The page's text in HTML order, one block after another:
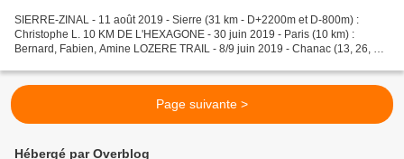
SIERRE-ZINAL - 11 août 2019 - Sierre (31 km - D+2200m et D-800m) :
Christophe L. 10 KM DE L'HEXAGONE - 30 juin 2019 - Paris (10 km) :
Bernard, Fabien, Amine LOZERE TRAIL - 8/9 juin 2019 - Chanac (13, 26, 52,
Page suivante >
Hébergé par Overblog